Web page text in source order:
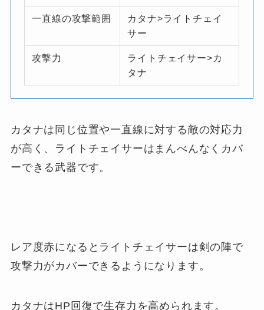
一直線の攻撃範囲
カタナ>ライトチェイ
サー
攻撃力
ライトチェイサー>カ
タナ
カタナは同じ位置や一直線に対する敵の対応力
が高く、ライトチェイサーはまんべんなくカバ
ーできる武器です。
レア度赤になるとライトチェイサーは剣の陣で
攻撃力がカバーできるようになります。
カタナはHP回復で生存力を高められます。